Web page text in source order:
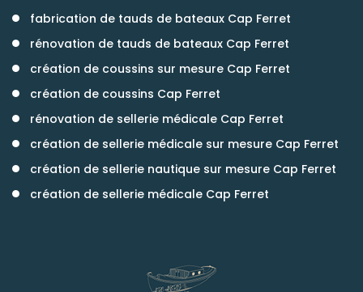
fabrication de tauds de bateaux Cap Ferret
rénovation de tauds de bateaux Cap Ferret
création de coussins sur mesure Cap Ferret
création de coussins Cap Ferret
rénovation de sellerie médicale Cap Ferret
création de sellerie médicale sur mesure Cap Ferret
création de sellerie nautique sur mesure Cap Ferret
création de sellerie médicale Cap Ferret